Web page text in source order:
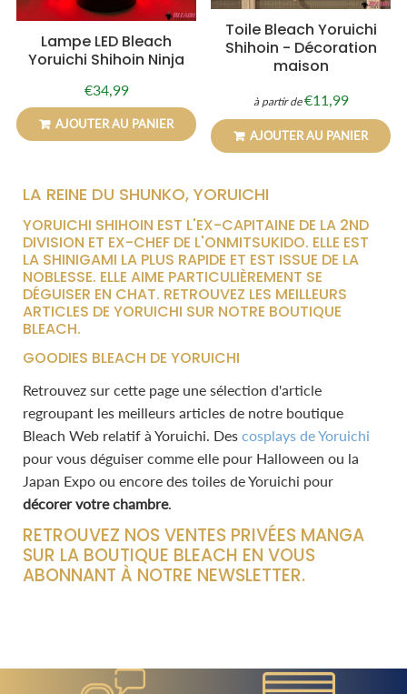
Lampe LED Bleach
Yoruichi Shihoin Ninja
Prix
régulier
€34,99€34,99
AJOUTER AU PANIER
Toile Bleach Yoruichi
Shihoin - Décoration
maison
à partir dePrix
régulier
€11,99€11,99
AJOUTER AU PANIER
LA REINE DU SHUNKO, YORUICHI
YORUICHI SHIHOIN EST L'EX-CAPITAINE DE LA 2ND
DIVISION ET EX-CHEF DE L'ONMITSUKIDO. ELLE EST
LA SHINIGAMI LA PLUS RAPIDE ET EST ISSUE DE LA
NOBLESSE. ELLE AIME PARTICULIÈREMENT SE
DÉGUISER EN CHAT. RETROUVEZ LES MEILLEURS
ARTICLES DE YORUICHI SUR NOTRE BOUTIQUE
BLEACH.
GOODIES BLEACH DE YORUICHI
Retrouvez sur cette page une sélection d'article
regroupant les meilleurs articles de notre boutique
Bleach Web relatif à Yoruichi. Des cosplays de Yoruichi
pour vous déguiser comme elle pour Halloween ou la
Japan Expo ou encore des toiles de Yoruichi pour
décorer votre chambre.
RETROUVEZ NOS VENTES PRIVÉES MANGA
SUR LA BOUTIQUE BLEACH EN VOUS
ABONNANT À NOTRE NEWSLETTER.